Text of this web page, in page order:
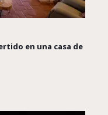
en una casa de